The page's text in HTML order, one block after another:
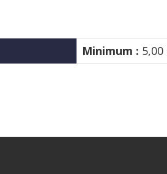
Minimum : 5,00